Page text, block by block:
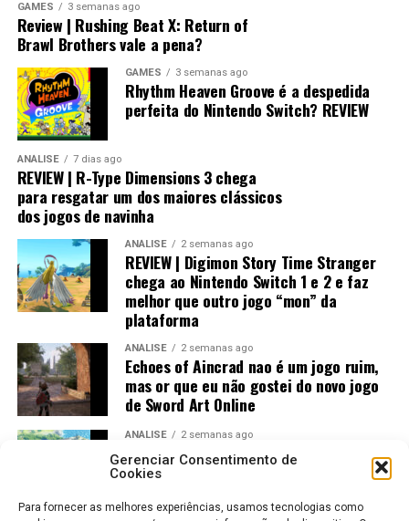
Gerenciar Consentimento de
Cookies
Para fornecer as melhores experiências, usamos tecnologias como
Desempenho impressionante no
Switch 2 e um verdadeiro milagre no
Switch 1
Visualmente, o jogo impressiona bastante.
NoNintendo Switch 2
praticamente não fica devendo em relação às versões de
PlayStation 5 e Xbox, entregando uma experiência
muito próxima dos consoles mais potentes.
GAMES 3 semanas ago
Review | Rushing Beat X: Return of
Brawl Brothers vale a pena?
GAMES 3 semanas ago
Rhythm Heaven Groove é a despedida
perfeita do Nintendo Switch? REVIEW
ANÁLISE 7 dias ago
REVIEW | R-Type Dimensions 3 chega
para resgatar um dos maiores clássicos
dos jogos de navinha
ANÁLISE 2 semanas ago
REVIEW | Digimon Story Time Stranger
chega ao Nintendo Switch 1 e 2 e faz
melhor que outro jogo “mon” da
plataforma
ANÁLISE 2 semanas ago
Echoes of Aincrad nao é um jogo ruim,
mas or que eu não gostei do novo jogo
de Sword Art Online
ANÁLISE 2 semanas ago
Jogos Amados e Odiados do Sonic: Os
Maiores Acertos e Erros da SEGA